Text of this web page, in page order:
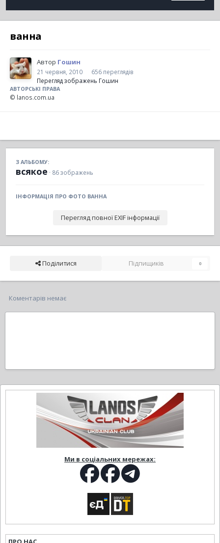
ванна
Автор Гошин
21 червня, 2010
656 переглядів
Перегляд зображень Гошин
АВТОРСЬКІ ПРАВА
© lanos.com.ua
З АЛЬБОМУ:
всякое · 86 зображень
ІНФОРМАЦІЯ ПРО ФОТО ВАННА
Перегляд повної EXIF інформації
Поділитися Підпищиків 0
Коментарів немає
Ми в соціальних мережах: